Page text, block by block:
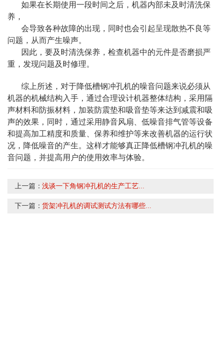
如果在长期使用一段时间之后，机器内部未及时清洗保
养，
会导致各种故障的出现，同时也会引起呈现散热不良等
问题，从而产生噪声。
因此，要及时清洗保养，检查机器中的元件是否磨损严
重，发现问题及时修理。
综上所述，对于降低槽钢冲孔机的噪音问题来说必须从
机器的机械结构入手，通过合理设计机器整体结构，采用隔
声材料和防振材料，加装防震垫和吸音垫等来达到减震和吸
声的效果，同时，通过采用静音风扇、低噪音排气管等设备
和提高加工精度和质量、保养和维护等来改善机器的运行状
况，降低噪音的产生。这样才能够真正降低槽钢冲孔机的噪
音问题，并提高用户的使用效率与体验。
上一篇：浅谈一下角钢冲孔机的生产工艺...
下一篇：货架冲孔机的调试测试方法有哪些...